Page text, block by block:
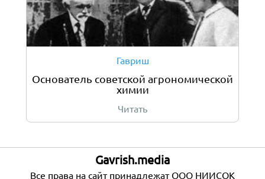
Гавриш
Основатель советской агрономической
химии
Читать
Gavrish.media
Все права на сайт принадлежат ООО НИИСОК